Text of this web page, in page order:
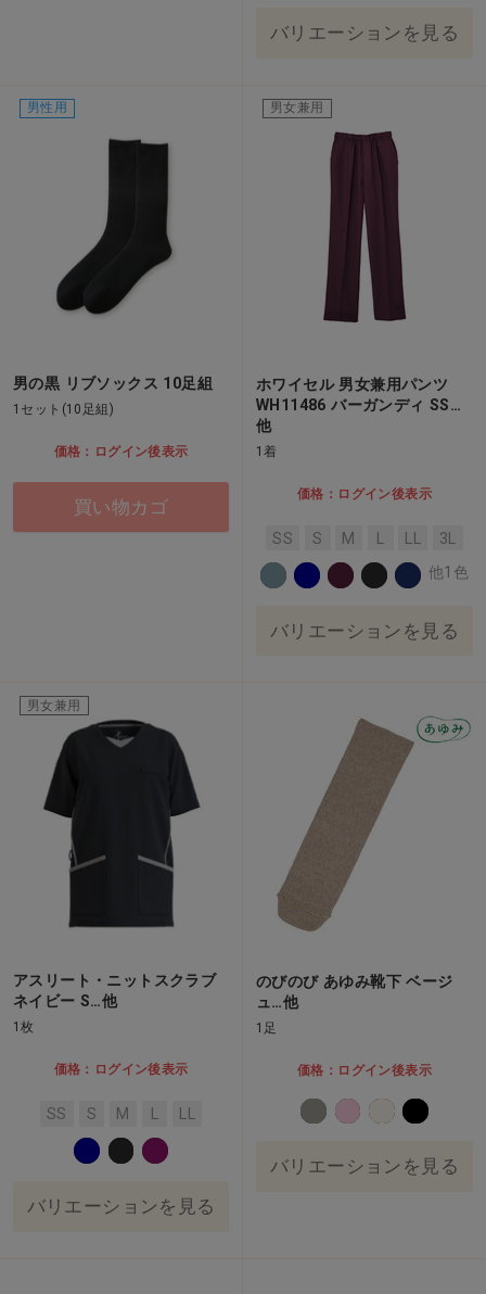
バリエーションを見る
男性用
男の黒 リブソックス 10足組
1セット(10足組)
価格：ログイン後表示
買い物カゴ
男女兼用
ホワイセル 男女兼用パンツ
WH11486 バーガンディ SS…
他
1着
価格：ログイン後表示
SS S M L LL
3L
他1色
バリエーションを見る
男女兼用
アスリート・ニットスクラブ
ネイビー S…他
1枚
価格：ログイン後表示
SS S M
バリエーションを見る
のびのび あゆみ靴下 ベージ
ュ…他
1足
価格：ログイン後表示
バリエーションを見る